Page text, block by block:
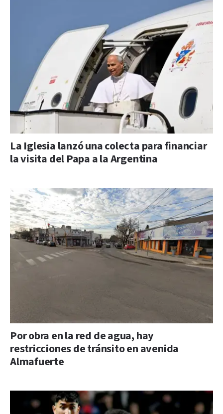
La Iglesia lanzó una colecta para financiar
la visita del Papa a la Argentina
Por obra en la red de agua, hay
restricciones de tránsito en avenida
Almafuerte